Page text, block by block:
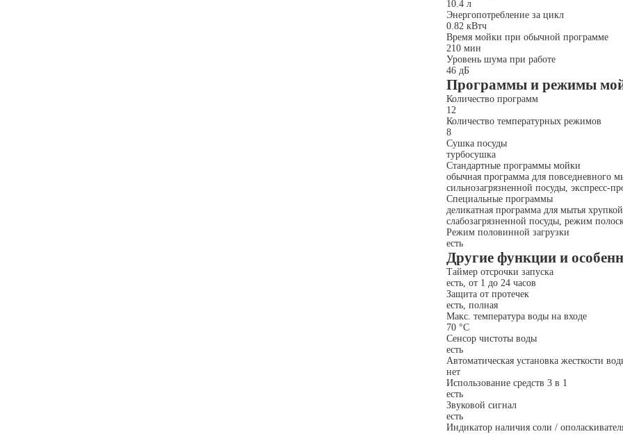
10.4 л
Энергопотребление за цикл
0.82 кВтч
Время мойки при обычной программе
210 мин
Уровень шума при работе
46 дБ
Программы и режимы
Количество программ
12
Количество температурных режимов
8
Сушка посуды
турбосушка
Стандартные программы мойки
обычная программа для повседневного
сильнозагрязненной посуды, экспресс-
Специальные программы
деликатная программа для мытья
слабозагрязненной посуды, режим
Режим половинной загрузки
есть
Другие функции и
Таймер отсрочки запуска
есть, от 1 до 24 часов
Защита от протечек
есть, полная
Макс. температура воды на входе
70 °C
Сенсор чистоты воды
есть
Автоматическая установка жесткости
нет
Использование средств 3 в 1
есть
Звуковой сигнал
есть
Индикатор наличия соли /